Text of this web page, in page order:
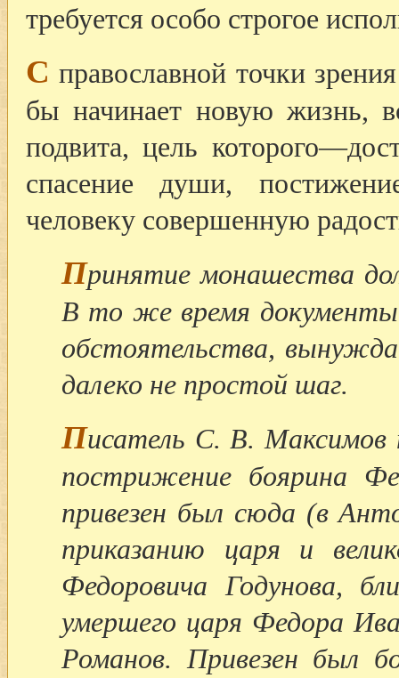
требуется особо строгое
С православной точки
бы начинает новую жизнь,
подвита, цель
спасение души,
человеку совершенную
Принятие монашества
В то же время
обстоятельства,
далеко не простой шаг.
Писатель С. В. Максимов
пострижение боярина
привезен был сюда (в
приказанию царя и
Федоровича Годунова,
умершего царя Федора
Романов. Привезен был